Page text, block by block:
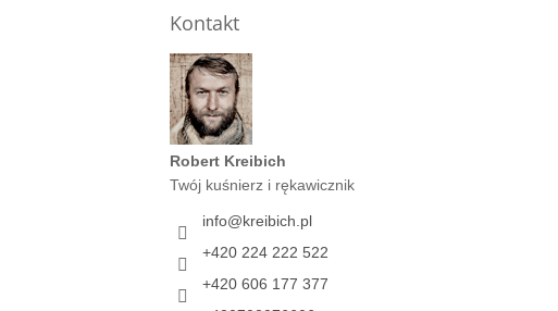
Kontakt
Robert Kreibich
Twój kuśnierz i rękawicznik
info@kreibich.pl
+420 224 222 522
+420 606 177 377